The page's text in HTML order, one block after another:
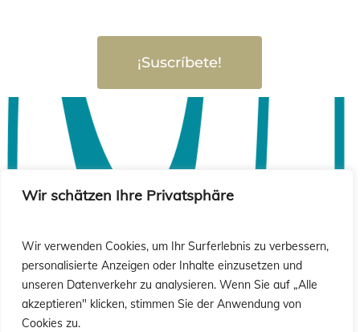
Wir schätzen Ihre Privatsphäre
Wir verwenden Cookies, um Ihr Surferlebnis zu verbessern,
personalisierte Anzeigen oder Inhalte einzusetzen und
unseren Datenverkehr zu analysieren. Wenn Sie auf „Alle
akzeptieren" klicken, stimmen Sie der Anwendung von
Cookies zu.
¡Suscríbete!